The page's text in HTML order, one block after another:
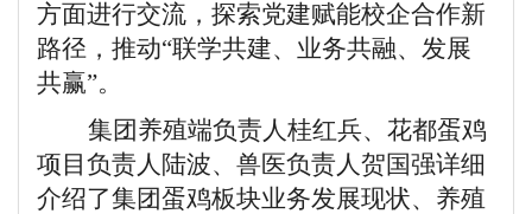
方面进行交流，探索党建赋能校企合作新
路径，推动“联学共建、业务共融、发展
共赢”。
集团养殖端负责人桂红兵、花都蛋鸡
项目负责人陆波、兽医负责人贺国强详细
介绍了集团蛋鸡板块业务发展现状、养殖